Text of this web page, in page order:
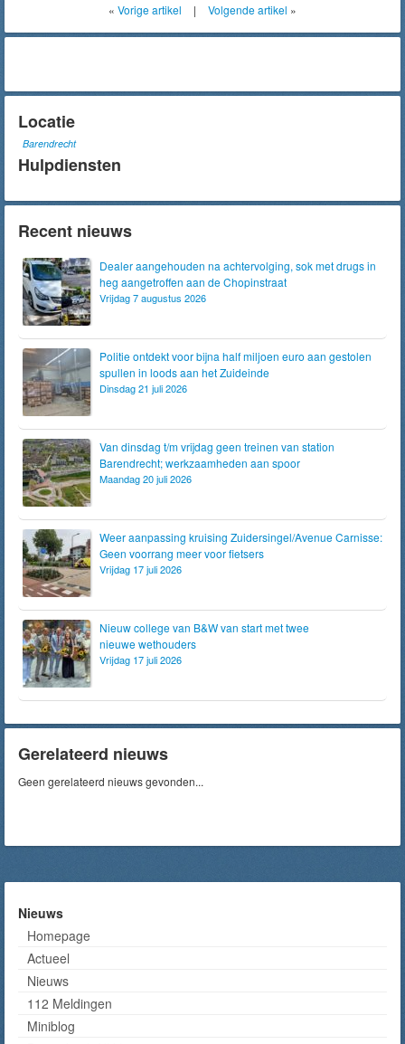
« Vorige artikel | Volgende artikel »
Locatie
Barendrecht
Hulpdiensten
Recent nieuws
Dealer aangehouden na achtervolging, sok met drugs in
heg aangetroffen aan de Chopinstraat
Vrijdag 7 augustus 2026
Politie ontdekt voor bijna half miljoen euro aan gestolen
spullen in loods aan het Zuideinde
Dinsdag 21 juli 2026
Van dinsdag t/m vrijdag geen treinen van station
Barendrecht; werkzaamheden aan spoor
Maandag 20 juli 2026
Weer aanpassing kruising Zuidersingel/Avenue Carnisse:
Geen voorrang meer voor fietsers
Vrijdag 17 juli 2026
Nieuw college van B&W van start met twee
nieuwe wethouders
Vrijdag 17 juli 2026
Gerelateerd nieuws
Geen gerelateerd nieuws gevonden...
Nieuws
Homepage
Actueel
Nieuws
112 Meldingen
Miniblog